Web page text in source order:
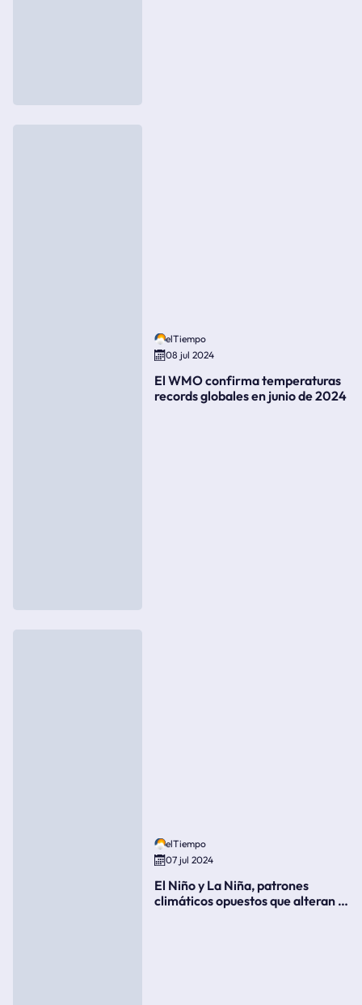
elTiempo
08 jul 2024
El WMO confirma temperaturas
records globales en junio de 2024
elTiempo
07 jul 2024
El Niño y La Niña, patrones
climáticos opuestos que alteran la